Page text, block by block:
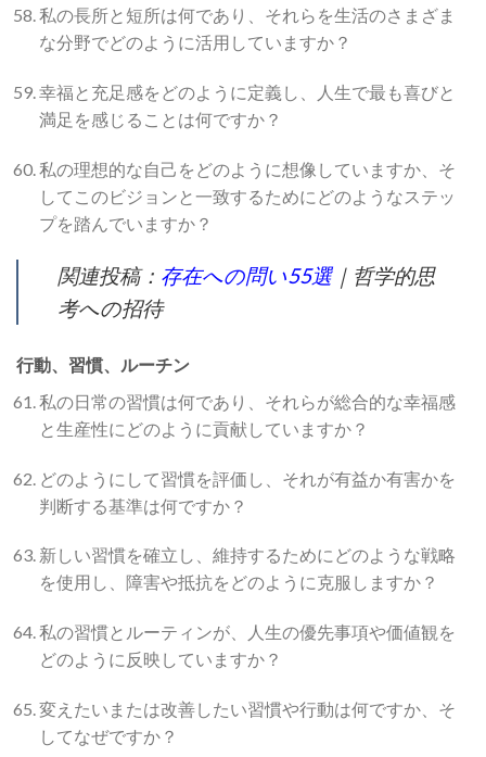
私の長所と短所は何であり、それらを生活のさまざま
な分野でどのように活用していますか？
幸福と充足感をどのように定義し、人生で最も喜びと
満足を感じることは何ですか？
私の理想的な自己をどのように想像していますか、そ
してこのビジョンと一致するためにどのようなステッ
プを踏んでいますか？
関連投稿： 存在への問い55選｜哲学的思
考への招待
行動、習慣、ルーチン
私の日常の習慣は何であり、それらが総合的な幸福感
と生産性にどのように貢献していますか？
どのようにして習慣を評価し、それが有益か有害かを
判断する基準は何ですか？
新しい習慣を確立し、維持するためにどのような戦略
を使用し、障害や抵抗をどのように克服しますか？
私の習慣とルーティンが、人生の優先事項や価値観を
どのように反映していますか？
変えたいまたは改善したい習慣や行動は何ですか、そ
してなぜですか？